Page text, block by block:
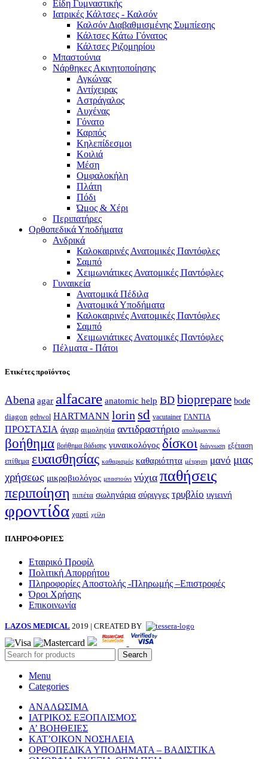
Είδη Γυμναστικής
Ιατρικές Κάλτσες - Καλσόν
Καλσόν Διαβαθμισμένης Συμπίεσης
Κάλτσες Κάτω Γόνατος
Κάλτσες Ριζομηρίου
Μπαστούνια
Νάρθηκες Ακινητοποίησης
Αγκώνας
Αντίχειρας
Αστράγαλος
Αυχένας
Γόνατο
Καρπός
Κηλεπίδεσμοι
Κοιλιά
Μέση
Ομφαλοκήλη
Πλάτη
Πόδι
Ώμος & Χέρι
Περιπατήρες
Ορθοπεδικά Υποδήματα
Ανδρικά
Καλοκαιρινές Ανατομικές Παντόφλες
Σαμπό
Χειμωνιάτικες Ανατομικές Παντόφλες
Γυναικεία
Ανατομικά Πέδιλα
Ανατομικά Υποδήματα
Καλοκαιρινές Ανατομικές Παντόφλες
Σαμπό
Χειμωνιάτικες Ανατομικές Παντόφλες
Πέλματα - Πάτοι
Ετικέτες προϊόντος
Abena agar alfacare anatomic help BD bioprepare bode
diagon gehwol HARTMANN lorin sd vacutainer ΓΑΝΤΙΑ
ΠΡΟΣΤΑΣΙΑ άγαρ αιμοληψία αντιδραστήριο απολυμαντικό
βοήθημα βοήθημα βάδισης γυναικολόγος δίσκοι διάγνωση εξέταση
επίθεμα ευαισθησίας καθαρισμός καθαριότητα μέτρηση μανό μιας
χρήσεως μικροβιολόγος μπαστούνι νύχια παθήσεις
περιποίηση πιπέτα σωληνάρια σύριγγες τρυβλίο υγιεινή
φροντίδα χαρτί χείλη
ΠΛΗΡΟΦΟΡΙΕΣ
Εταιρικό Προφίλ
Πολιτική Απορρήτου
Πληροφορίες Αποστολής -Πληρωμής –Επιστροφές
Όροι Χρήσης
Επικοινωνία
LAZOS MEDICAL 2019 | CREATED BY
Search
Menu
Categories
ΑΝΑΛΩΣΙΜΑ
ΙΑΤΡΙΚΟΣ ΕΞΟΠΛΙΣΜΟΣ
Α’ ΒΟΗΘΕΙΕΣ
ΚΑΤ’ΟΙΚΟΝ ΝΟΣΗΛΕΙΑ
ΟΡΘΟΠΕΔΙΚΑ ΥΠΟΔΗΜΑΤΑ – ΒΑΔΙΣΤΙΚΑ